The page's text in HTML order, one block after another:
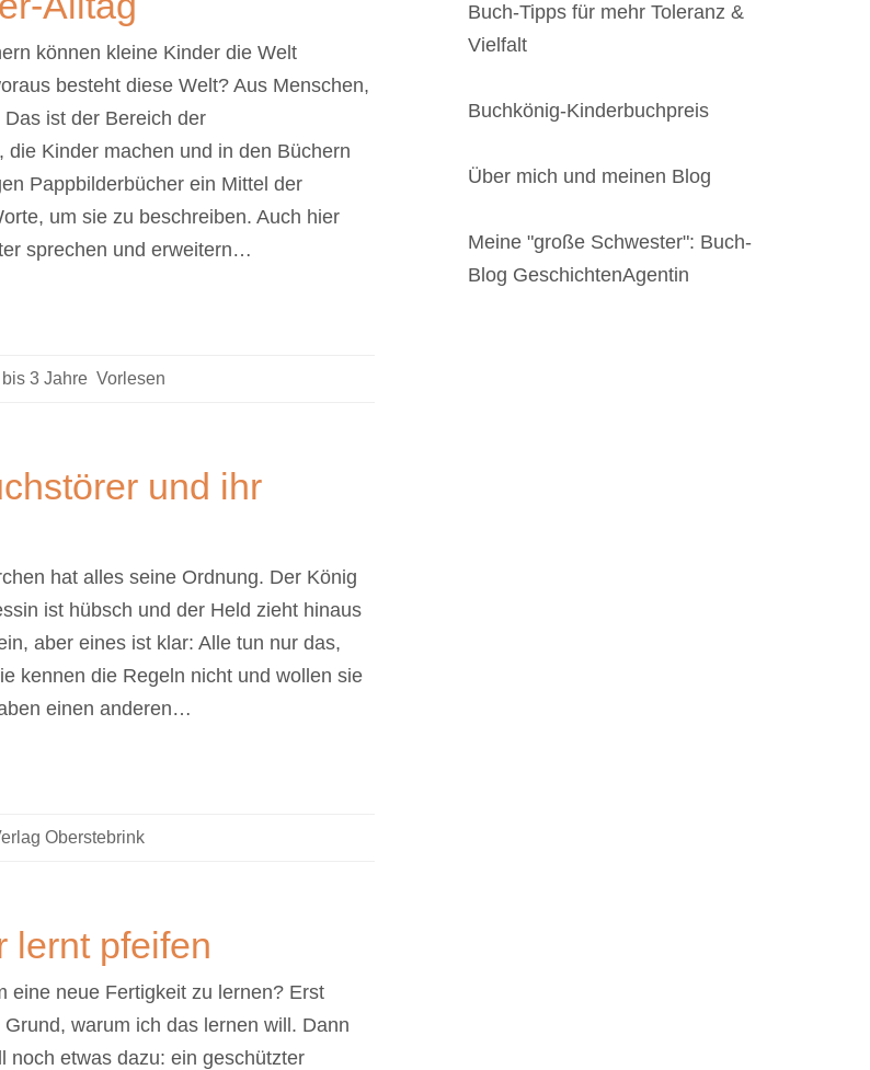
können kleine Kinder die Welt
besteht diese Welt? Aus Menschen,
ist der Bereich der
die Kinder machen und in den Büchern
Pappbilderbücher ein Mittel der
um sie zu beschreiben. Auch hier
sprechen und erweitern…
3 Jahre ,Vorlesen
und ihr
hat alles seine Ordnung. Der König
ist hübsch und der Held zieht hinaus
aber eines ist klar: Alle tun nur das,
kennen die Regeln nicht und wollen sie
einen anderen…
Oberstebrink
lernt pfeifen
eine neue Fertigkeit zu lernen? Erst
warum ich das lernen will. Dann
noch etwas dazu: ein geschützter
Buch-Tipps für mehr Toleranz &
Vielfalt
Buchkönig-Kinderbuchpreis
Über mich und meinen Blog
Meine "große Schwester": Buch-
Blog GeschichtenAgentin